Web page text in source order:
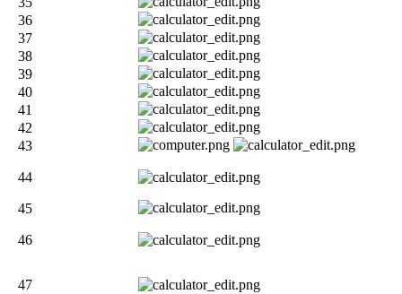
36
37
38
39
40
41
42
43
44
45
46
47